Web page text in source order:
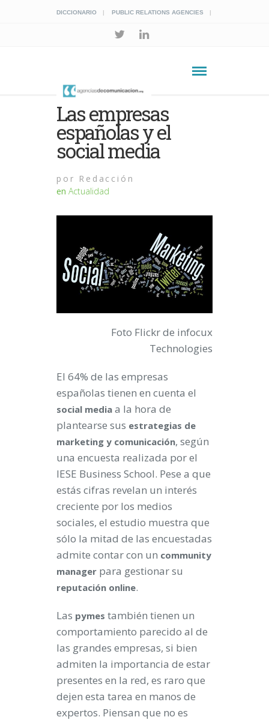
DICCIONARIO PUBLIC RELATIONS AGENCIES
Las empresas
españolas y el
social media
por Redacción
en Actualidad
Foto Flickr de infocux
Technologies
El 64% de las empresas
españolas tienen en cuenta el
social media a la hora de
plantearse sus estrategias de
marketing y comunicación, según
una encuesta realizada por el
IESE Business School. Pese a que
estás cifras revelan un interés
creciente por los medios
sociales, el estudio muestra que
sólo la mitad de las encuestadas
admite contar con un community
manager para gestionar su
reputación online.
Las pymes también tienen un
comportamiento parecido al de
las grandes empresas, si bien
admiten la importancia de estar
presentes en la red, es raro que
dejen esta tarea en manos de
expertos. Piensan que no es